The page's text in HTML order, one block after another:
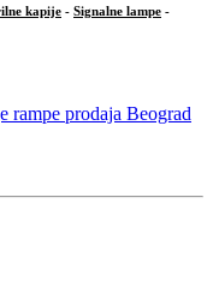
kapije - Signalne lampe -